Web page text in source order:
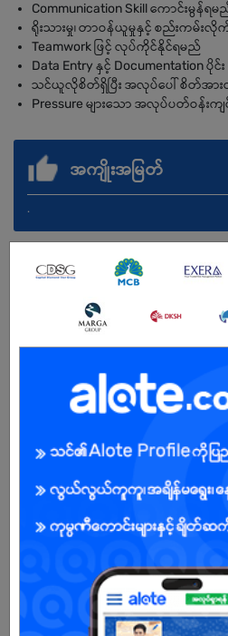
Communication Skill ကောင်းမွန်ရမ
ရိုးသားမှု၊ တာဝန်ယူမှုနှင့် စည်းကမ်းလို
Teamwork ဖြင့် လုပ်ကိုင်နိုင်ရမည်
Data Entry နှင့် Documentation ပို
သင်ယူလိုစိတ်ရှိပြီး အလုပ်ပေါ် စိတ်အာ
Pressure များသော အလုပ်ပတ်ဝန်
အကျိုးအမြတ်
.
အခွင့်အရေးရှိသူ : ကျား/မ
သက်တမ်းကုန်သွာ